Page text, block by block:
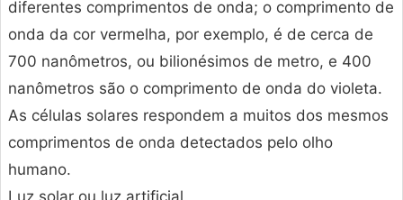
diferentes comprimentos de onda; o comprimento de
onda da cor vermelha, por exemplo, é de cerca de
700 nanômetros, ou bilionésimos de metro, e 400
nanômetros são o comprimento de onda do violeta.
As células solares respondem a muitos dos mesmos
comprimentos de onda detectados pelo olho
humano.